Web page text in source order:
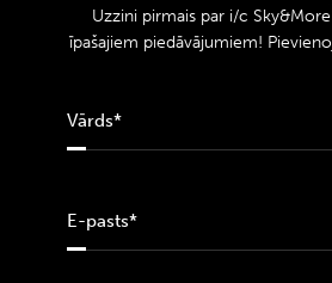
Uzzini pirmais par i/c
īpašajiem piedāvājumiem!